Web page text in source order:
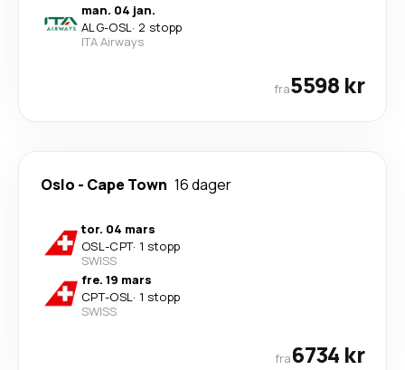
man. 04 jan.
ALG-OSL· 2 stopp
ITA Airways
fra5598 kr
Oslo - Cape Town 16 dager
tor. 04 mars
OSL-CPT· 1 stopp
SWISS
fre. 19 mars
CPT-OSL· 1 stopp
SWISS
fra6734 kr